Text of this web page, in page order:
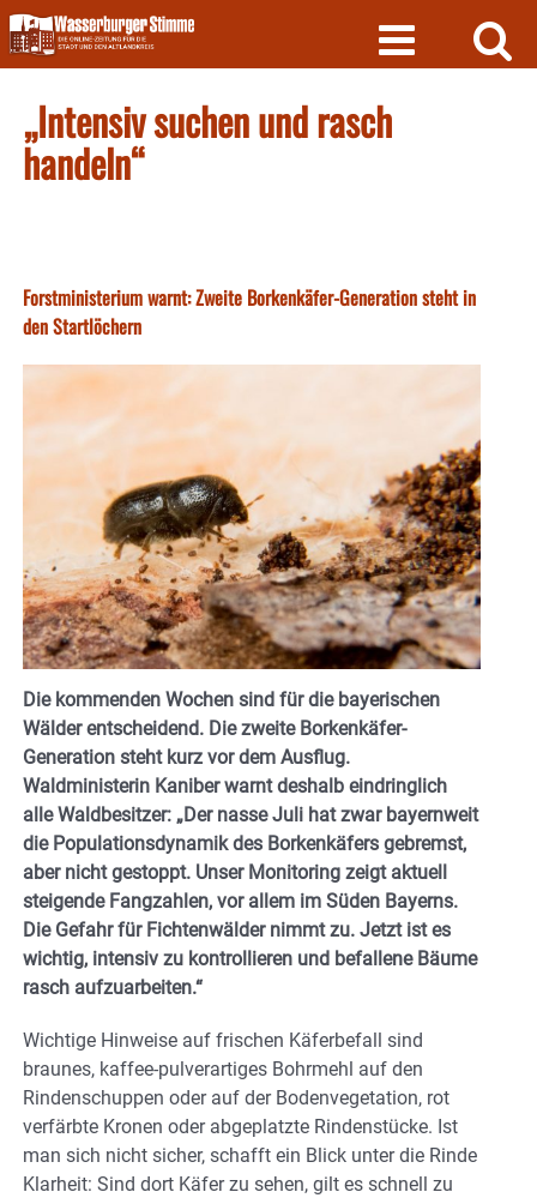
Skip
to
content
„Intensiv suchen und rasch
handeln“
Forstministerium warnt: Zweite Borkenkäfer-Generation steht in
den Startlöchern
Die kommenden Wochen sind für die bayerischen
Wälder entscheidend. Die zweite Borkenkäfer-
Generation steht kurz vor dem Ausflug.
Waldministerin Kaniber warnt deshalb eindringlich
alle Waldbesitzer: „Der nasse Juli hat zwar bayernweit
die Populationsdynamik des Borkenkäfers gebremst,
aber nicht gestoppt. Unser Monitoring zeigt aktuell
steigende Fangzahlen, vor allem im Süden Bayerns.
Die Gefahr für Fichtenwälder nimmt zu. Jetzt ist es
wichtig, intensiv zu kontrollieren und befallene Bäume
rasch aufzuarbeiten.“
Wichtige Hinweise auf frischen Käferbefall sind
braunes, kaffee-pulverartiges Bohrmehl auf den
Rindenschuppen oder auf der Bodenvegetation, rot
verfärbte Kronen oder abgeplatzte Rindenstücke. Ist
man sich nicht sicher, schafft ein Blick unter die Rinde
Klarheit: Sind dort Käfer zu sehen, gilt es schnell zu